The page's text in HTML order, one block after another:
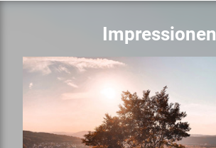
Impressionen